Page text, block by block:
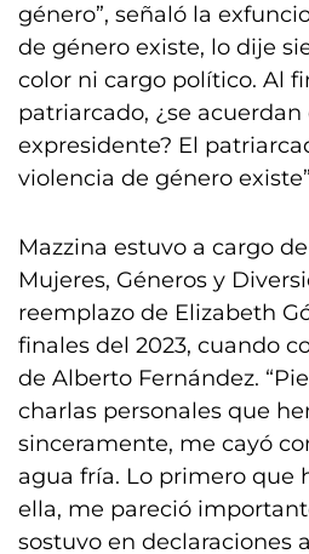
género”, señaló la
de género existe, lo dije
color ni cargo político. Al
patriarcado, ¿se
expresidente? El
violencia de género
Mazzina estuvo a cargo
Mujeres, Géneros y
reemplazo de Elizabeth
finales del 2023, cuando
de Alberto Fernández.
charlas personales que
sinceramente, me cayó
agua fría. Lo primero que
ella, me pareció
sostuvo en declaraciones